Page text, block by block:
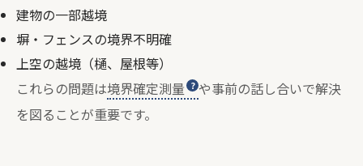
建物の一部越境
塀・フェンスの境界不明確
上空の越境（樋、屋根等）
これらの問題は境界確定測量
や事前の話し合いで解決
を図ることが重要です。